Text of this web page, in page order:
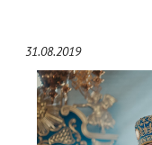
31.08.2019